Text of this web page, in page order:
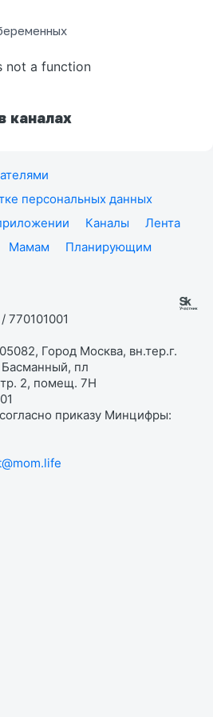
not a function
каналах
персональных данных
Каналы
Лента
Мамам
Планирующим
Город Москва, вн.тер.г.
пл
2, помещ. 7Н
приказу Минцифры: